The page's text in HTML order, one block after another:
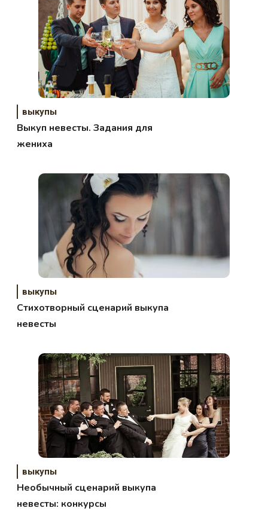
выкупы
Выкуп невесты. Задания для
жениха
выкупы
Стихотворный сценарий выкупа
невесты
выкупы
Необычный сценарий выкупа
невесты: конкурсы